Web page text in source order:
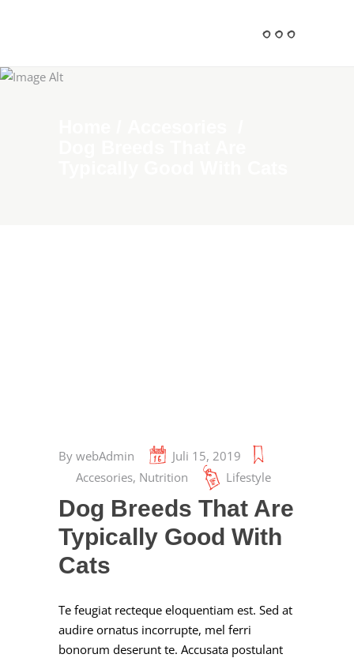
By webAdmin
Juli 15, 2019
Accesories, Nutrition Lifestyle
Dog Breeds That Are
Typically Good With
Cats
Te feugiat recteque eloquentiam est. Sed at
audire ornatus incorrupte, mel ferri
bonorum deserunt te. Accusata postulant